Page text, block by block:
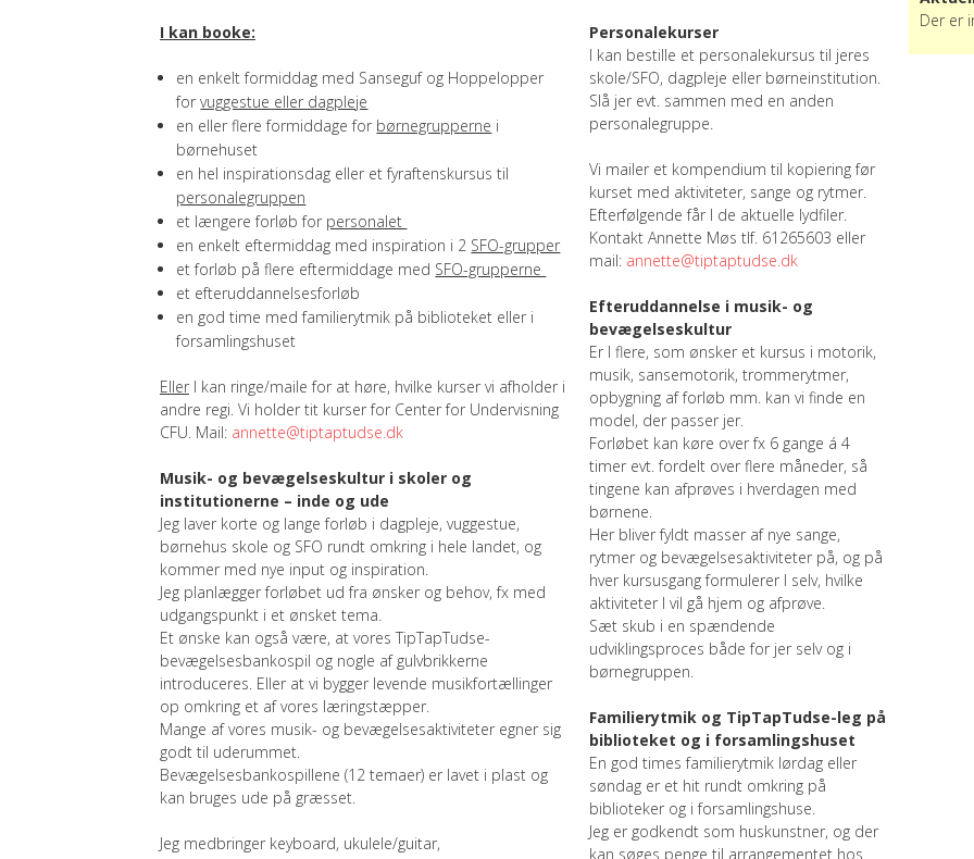
I kan booke:
en enkelt formiddag med Sanseguf og Hoppelopper
forvuggestue eller dagpleje
en eller flere formiddage for børnegrupperne i
børnehuset
en hel inspirationsdag eller et fyraftenskursus til
personalegruppen
et længere forløb for personalet
en enkelt eftermiddag med inspiration i 2 SFO-grupper
et forløb på flere eftermiddage med SFO-grupperne
et efteruddannelsesforløb
en god time med familierytmik på biblioteket eller i
forsamlingshuset
Eller I kan ringe/maile for at høre, hvilke kurser vi afholder i
andre regi. Vi holder tit kurser for Center for Undervisning
CFU. Mail: annette@tiptaptudse.dk
Musik- og bevægelseskultur i skoler og
institutionerne – inde og ude
Jeg laver korte og lange forløb i dagpleje, vuggestue,
børnehus skole og SFO rundt omkring i hele landet, og
kommer med nye input og inspiration.
Jeg planlægger forløbet ud fra ønsker og behov, fx med
udgangspunkt i et ønsket tema.
Et ønske kan også være, at vores TipTapTudse-
bevægelsesbankospil og nogle af gulvbrikkerne
introduceres. Eller at vi bygger levende musikfortællinger
op omkring et af vores læringstæpper.
Mange af vores musik- og bevægelsesaktiviteter egner sig
godt til uderummet.
Bevægelsesbankospillene (12 temaer) er lavet i plast og
kan bruges ude på græsset.
Jeg medbringer keyboard, ukulele/guitar,
Personalekurser
I kan bestille et personalekursus til jeres
skole/SFO, dagpleje eller børneinstitution.
Slå jer evt. sammen med en anden
personalegruppe.
Vi mailer et kompendium til kopiering før
kurset med aktiviteter, sange og rytmer.
Efterfølgende får I de aktuelle lydfiler.
Kontakt Annette Møs tlf. 61265603 eller
mail: annette@tiptaptudse.dk
Efteruddannelse i musik- og
bevægelseskultur
Er I flere, som ønsker et kursus i motorik,
musik, sansemotorik, trommerytmer,
opbygning af forløb mm. kan vi finde en
model, der passer jer.
Forløbet kan køre over fx 6 gange á 4
timer evt. fordelt over flere måneder, så
tingene kan afprøves i hverdagen med
børnene.
Her bliver fyldt masser af nye sange,
rytmer og bevægelsesaktiviteter på, og på
hver kursusgang formulerer I selv, hvilke
aktiviteter I vil gå hjem og afprøve.
Sæt skub i en spændende
udviklingsproces både for jer selv og i
børnegruppen.
Familierytmik og TipTapTudse-leg på
biblioteket og i forsamlingshuset
En god times familierytmik lørdag eller
søndag er et hit rundt omkring på
biblioteker og i forsamlingshuse.
Jeg er godkendt som huskunstner, og der
kan søges penge til arrangementet hos
Der er